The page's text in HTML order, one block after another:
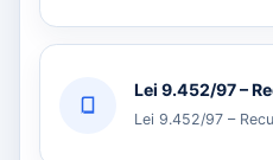
Lei 9.452/97 –
Lei 9.452/97 –